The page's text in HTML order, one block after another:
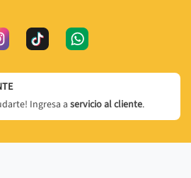
Ingresa a servicio al cliente.